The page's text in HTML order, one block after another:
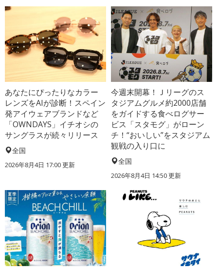
あなたにぴったりなカラー
レンズをAIが診断！スペイン
発アイウェアブランドなど
「OWNDAYS」イチオシの
サングラスが続々リリース
全国
2026年8月4日 17:00更新
今週末開幕！Ｊリーグのス
タジアムグルメ約2000店舗
をガイドする食べログサー
ビス「スタモグ」がローン
チ！“おいしい”をスタジアム
観戦の入り口に
全国
2026年8月4日 14:50更新